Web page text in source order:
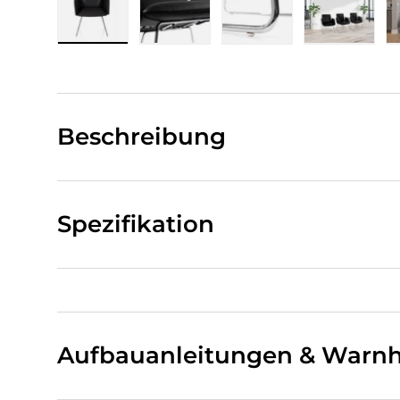
Beschreibung
Spezifikation
Aufbauanleitungen &